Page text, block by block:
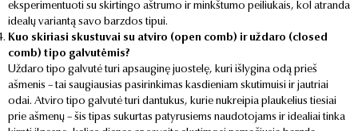
eksperimentuoti su skirtingo aštrumo ir minkštumo peiliukais, kol atranda
idealų variantą savo barzdos tipui.
Kuo skiriasi skustuvai su atviro (open comb) ir uždaro (closed
comb) tipo galvutėmis?
Uždaro tipo galvutė turi apsauginę juostelę, kuri išlygina odą prieš
ašmenis – tai saugiausias pasirinkimas kasdieniam skutimuisi ir jautriai
odai. Atviro tipo galvutė turi dantukus, kurie nukreipia plaukelius tiesiai
prie ašmenų – šis tipas sukurtas patyrusiems naudotojams ir idealiai tinka